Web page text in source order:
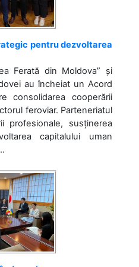
pentru dezvoltarea
Ferată din Moldova” și
au încheiat un Acord
consolidarea cooperării
feroviar. Parteneriatul
profesionale, susținerea
capitalului uman